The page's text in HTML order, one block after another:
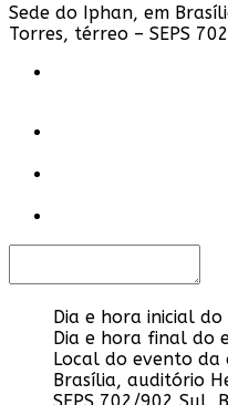
Sede do Iphan, em
Torres, térreo – SEPS
Dia e hora inicial do
Dia e hora final do
Local do evento da
Brasília, auditório